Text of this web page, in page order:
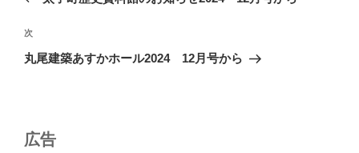
ビ
ゲ
ン
稿
次
の
次
丸尾建築あすかホール2024 12月号から
広告